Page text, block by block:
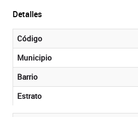
Detalles
Código
Municipio
Barrio
Estrato